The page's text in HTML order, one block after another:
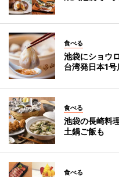
食べる
池袋にショウ
台湾発日本1号
食べる
池袋の長崎料
土鍋ご飯も
食べる